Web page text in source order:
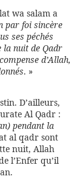
wa salam a
par foi sincère
ses péchés
la nuit de Qadr
d’Allah,
. »
D’ailleurs,
Al Qadr :
pendant la
al qadr sont
nuit, Allah
l’Enfer qu’il